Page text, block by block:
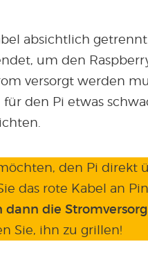
absichtlich
um den
versorgt werden
den Pi etwas
den Pi direkt
das rote Kabel an
dann die
Sie, ihn zu grillen!